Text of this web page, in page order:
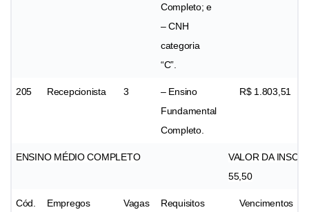
Completo; e
– CNH
categoria
“C”.
205 Recepcionista 3
– Ensino
Fundamental
Completo.
R$ 1.803,51
ENSINO MÉDIO COMPLETO
VALOR DA
55,50
Cód. Empregos Vagas Requisitos Vencimentos